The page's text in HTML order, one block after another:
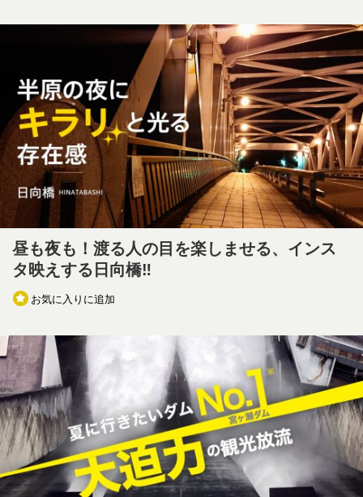
昼も夜も！渡る人の目を楽しませる、インス
タ映えする日向橋‼
お気に入りに追加